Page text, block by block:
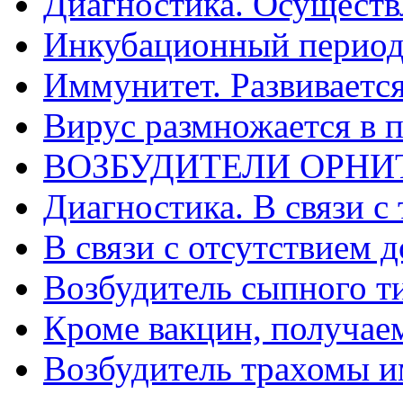
Инкубационный
Иммунитет.
Вирус размножается в
ВОЗБУДИТЕЛИ
Диагностика. В связи с
В связи с отсутствием
Возбудитель сыпного
Кроме вакцин,
Возбудитель трахомы